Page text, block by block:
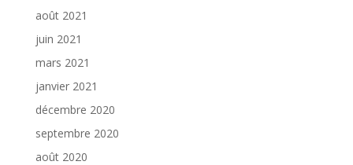
août 2021
juin 2021
mars 2021
janvier 2021
décembre 2020
septembre 2020
août 2020